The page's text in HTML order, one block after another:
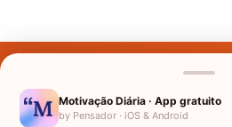
Nomes pelo
Motivação Diária · App gratuito
by Pensador · iOS & Android